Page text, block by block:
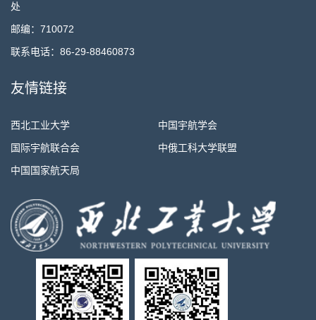
处
邮编：710072
联系电话：86-29-88460873
友情链接
西北工业大学
中国宇航学会
国际宇航联合会
中俄工科大学联盟
中国国家航天局